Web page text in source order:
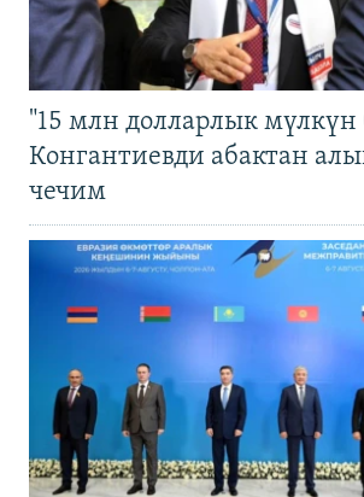
"15 млн долларлык мүлкүн
Конгантиевди абактан
чечим